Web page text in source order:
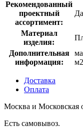
Рекомендованный
проектный
ассортимент:
Да
Материал
изделия:
Дополнительная
информация:
Доставка
Оплата
Москва и Московская
Есть самовывоз.